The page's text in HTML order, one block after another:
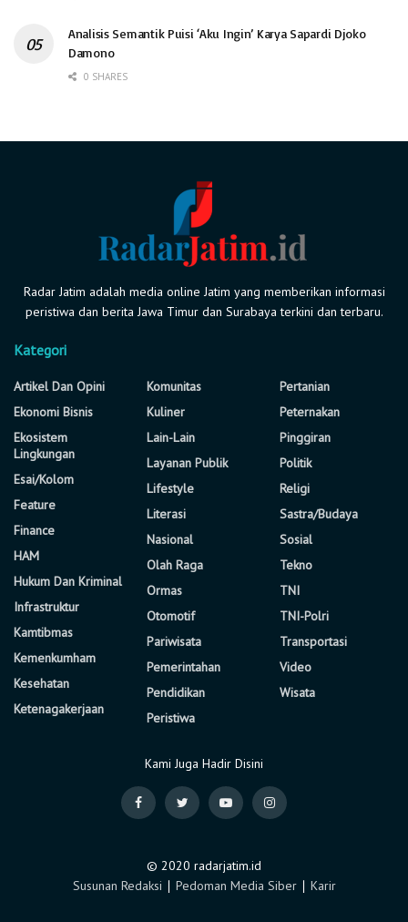
Analisis Semantik Puisi ‘Aku Ingin’ Karya Sapardi Djoko
Damono
0 SHARES
Radar Jatim adalah media online Jatim yang memberikan informasi
peristiwa dan berita Jawa Timur dan Surabaya terkini dan terbaru.
Kategori
Artikel Dan Opini
Ekonomi Bisnis
Ekosistem
Lingkungan
Esai/Kolom
Feature
Finance
HAM
Hukum Dan Kriminal
Infrastruktur
Kamtibmas
Kemenkumham
Kesehatan
Ketenagakerjaan
Komunitas
Kuliner
Lain-Lain
Layanan Publik
Lifestyle
Literasi
Nasional
Olah Raga
Ormas
Otomotif
Pariwisata
Pemerintahan
Pendidikan
Peristiwa
Pertanian
Peternakan
Pinggiran
Politik
Religi
Sastra/Budaya
Sosial
Tekno
TNI
TNI-Polri
Transportasi
Video
Wisata
Kami Juga Hadir Disini
© 2020 radarjatim.id
Susunan Redaksi ∣ Pedoman Media Siber∣ Karir